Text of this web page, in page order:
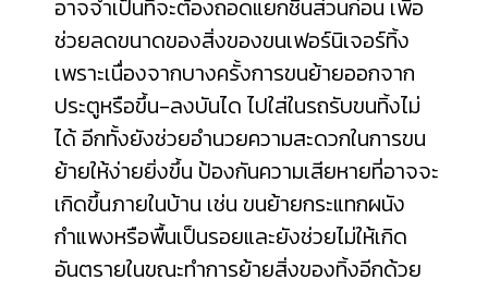
อาจจำเป็นที่จะต้องถอดแยกชิ้นส่วนก่อน เพื่อ
ช่วยลดขนาดของสิ่งของขนเฟอร์นิเจอร์ทิ้ง
เพราะเนื่องจากบางครั้งการขนย้ายออกจาก
ประตูหรือขึ้น-ลงบันได ไปใส่ในรถรับขนทิ้งไม่
ได้ อีกทั้งยังช่วยอำนวยความสะดวกในการขน
ย้ายให้ง่ายยิ่งขึ้น ป้องกันความเสียหายที่อาจจะ
เกิดขึ้นภายในบ้าน เช่น ขนย้ายกระแทกผนัง
กำแพงหรือพื้นเป็นรอยและยังช่วยไม่ให้เกิด
อันตรายในขณะทำการย้ายสิ่งของทิ้งอีกด้วย